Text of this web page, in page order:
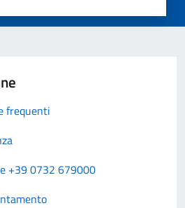
frequenti
+39 0732 679000